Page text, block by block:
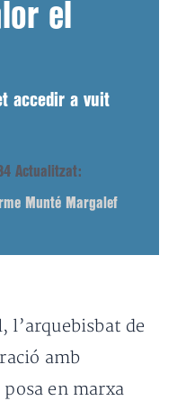
el
accedir a vuit
Actualitzat:
Munté Margalef
l’arquebisbat de
amb
en marxa